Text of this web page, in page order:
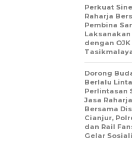
Perkuat
Raharja
Pembina
dengan OJK
Dorong
Berlalu
Perlintasan
Jasa
Bersama
Cianjur,
dan Rail
Gelar